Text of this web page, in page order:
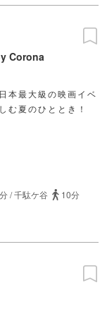
Corona
本最大級の映画イベ
む夏のひととき！
/千駄ケ谷
10分